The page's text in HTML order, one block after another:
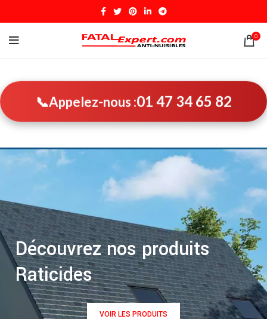
0
📞Appelez-nous :01 47 34 65 82
Découvrez nos produits
Raticides
VOIR LES PRODUITS